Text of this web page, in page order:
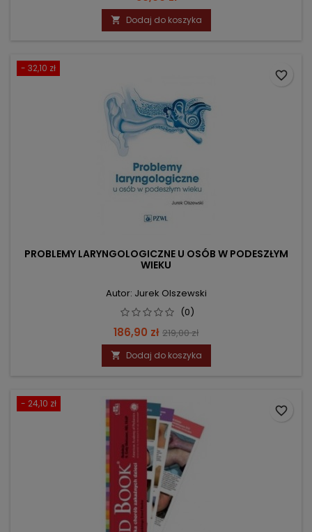
 Dodaj do koszyka
- 32,10 zł
PROBLEMY LARYNGOLOGICZNE U OSÓB W PODESZŁYM
WIEKU
Autor: Jurek Olszewski
(0)
Cena
186,90 zł Cena
podstawowa
219,00 zł
 Dodaj do koszyka
favorite_border
- 24,10 zł
favorite_border